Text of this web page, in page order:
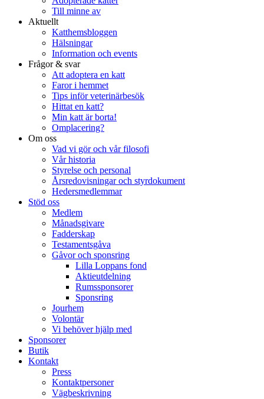
Till minne av
Aktuellt
Katthemsbloggen
Hälsningar
Information och events
Frågor & svar
Att adoptera en katt
Faror i hemmet
Tips inför veterinärbesök
Hittat en katt?
Min katt är borta!
Omplacering?
Om oss
Vad vi gör och vår filosofi
Vår historia
Styrelse och personal
Årsredovisningar och styrdokument
Hedersmedlemmar
Stöd oss
Medlem
Månadsgivare
Fadderskap
Testamentsgåva
Gåvor och sponsring
Lilla Loppans fond
Aktieutdelning
Rumssponsorer
Sponsring
Jourhem
Volontär
Vi behöver hjälp med
Sponsorer
Butik
Kontakt
Press
Kontaktpersoner
Vägbeskrivning